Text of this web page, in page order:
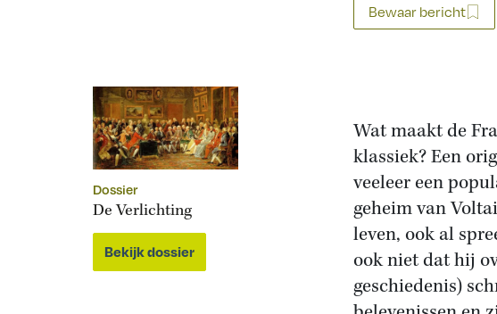
Bewaar bericht
Dossier
De Verlichting
Bekijk dossier
Wat maakt de
klassiek? Een
veeleer een
geheim van
leven, ook al
ook niet dat hij
geschiedenis)